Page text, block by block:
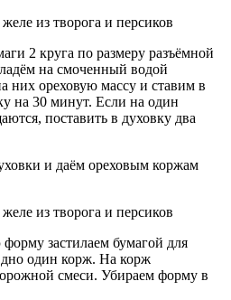
2 круга по размеру разъёмной
на смоченный водой
них ореховую массу и ставим в
на 30 минут. Если на один
поставить в духовку два
и даём ореховым коржам
застилаем бумагой для
один корж. На корж
смеси. Убираем форму в